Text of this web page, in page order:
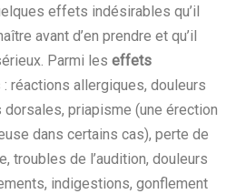
effets indésirables qu’il
avant d’en prendre et qu’il
Parmi les effets
réactions allergiques, douleurs
priapisme (une érection
dans certains cas), perte de
troubles de l’audition, douleurs
indigestions, gonflement